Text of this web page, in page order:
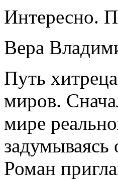
Интересно.
Вера
Путь
миров.
мире
Роман